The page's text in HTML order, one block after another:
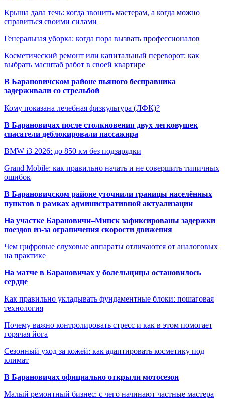
Крыша дала течь: когда звонить мастерам, а когда можно
справиться своими силами
Генеральная уборка: когда пора вызвать профессионалов
Косметический ремонт или капитальный переворот: как
выбрать масштаб работ в своей квартире
В Барановичском районе пьяного бесправника
задерживали со стрельбой
Кому показана лечебная физкультура (ЛФК)?
В Барановичах после столкновения двух легковушек
спасатели деблокировали пассажира
BMW i3 2026: до 850 км без подзарядки
Grand Mobile: как правильно начать и не совершить типичных
ошибок
В Барановичском районе уточнили границы населённых
пунктов в рамках административной актуализации
На участке Барановичи–Минск зафиксированы задержки
поездов из-за ограничения скорости движения
Чем цифровые слуховые аппараты отличаются от аналоговых
на практике
На матче в Барановичах у болельщицы остановилось
сердце
Как правильно укладывать фундаментные блоки: пошаговая
технология
Почему важно контролировать стресс и как в этом помогает
горячая йога
Сезонный уход за кожей: как адаптировать косметику под
климат
В Барановичах официально открыли мотосезон
Малый ремонтный бизнес: с чего начинают частные мастера